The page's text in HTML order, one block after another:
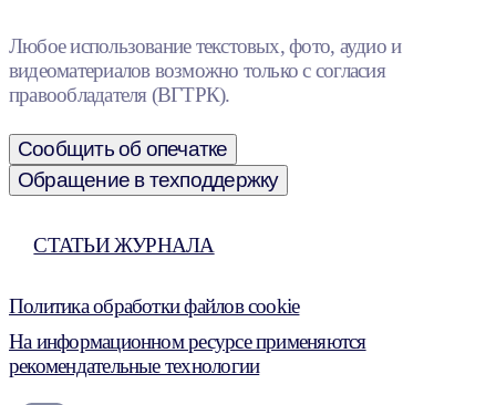
Любое использование текстовых, фото, аудио и
видеоматериалов возможно только с согласия
правообладателя (ВГТРК).
Сообщить об опечатке
Обращение в техподдержку
СТАТЬИ ЖУРНАЛА
Политика обработки файлов cookie
На информационном ресурсе применяются
рекомендательные технологии